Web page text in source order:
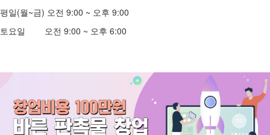
평일(월~금) 오전 9:00 ~ 오후 9:00
토요일 오전 9:00 ~ 오후 6:00